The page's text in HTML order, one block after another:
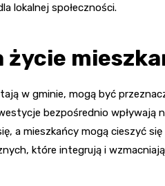
lokalnej społeczności.
życie
w gminie, mogą być
bezpośrednio wpływają
a mieszkańcy mogą cieszyć
które integrują i